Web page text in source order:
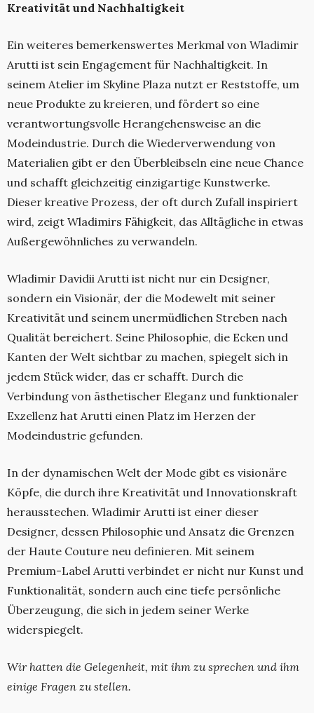
Kreativität und Nachhaltigkeit
Ein weiteres bemerkenswertes Merkmal von Wladimir
Arutti ist sein Engagement für Nachhaltigkeit. In
seinem Atelier im Skyline Plaza nutzt er Reststoffe, um
neue Produkte zu kreieren, und fördert so eine
verantwortungsvolle Herangehensweise an die
Modeindustrie. Durch die Wiederverwendung von
Materialien gibt er den Überbleibseln eine neue Chance
und schafft gleichzeitig einzigartige Kunstwerke.
Dieser kreative Prozess, der oft durch Zufall inspiriert
wird, zeigt Wladimirs Fähigkeit, das Alltägliche in etwas
Außergewöhnliches zu verwandeln.
Wladimir Davidii Arutti ist nicht nur ein Designer,
sondern ein Visionär, der die Modewelt mit seiner
Kreativität und seinem unermüdlichen Streben nach
Qualität bereichert. Seine Philosophie, die Ecken und
Kanten der Welt sichtbar zu machen, spiegelt sich in
jedem Stück wider, das er schafft. Durch die
Verbindung von ästhetischer Eleganz und funktionaler
Exzellenz hat Arutti einen Platz im Herzen der
Modeindustrie gefunden.
In der dynamischen Welt der Mode gibt es visionäre
Köpfe, die durch ihre Kreativität und Innovationskraft
herausstechen. Wladimir Arutti ist einer dieser
Designer, dessen Philosophie und Ansatz die Grenzen
der Haute Couture neu definieren. Mit seinem
Premium-Label Arutti verbindet er nicht nur Kunst und
Funktionalität, sondern auch eine tiefe persönliche
Überzeugung, die sich in jedem seiner Werke
widerspiegelt.
Wir hatten die Gelegenheit, mit ihm zu sprechen und ihm
einige Fragen zu stellen.